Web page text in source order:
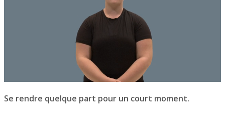
Se rendre quelque part pour un court moment.